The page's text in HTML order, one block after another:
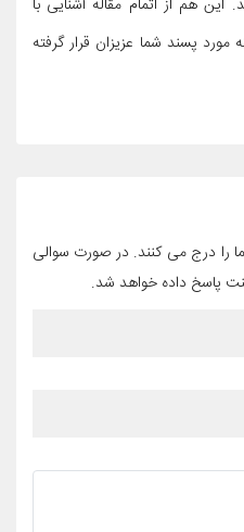
این هم از اتمام مقاله آشنایی با
پسند شما عزیزان قرار گرفته
را درج می کنند. در صورت سوالی
پاسخ داده خواهد شد.